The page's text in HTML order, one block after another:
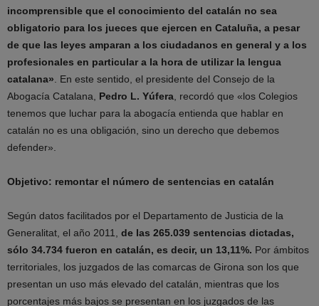
incomprensible que el conocimiento del catalán no sea
obligatorio para los jueces que ejercen en Cataluña, a pesar
de que las leyes amparan a los ciudadanos en general y a los
profesionales en particular a la hora de utilizar la lengua
catalana» . En este sentido, el presidente del Consejo de la
Abogacía Catalana, Pedro L. Yúfera , recordó que «los Colegios
tenemos que luchar para la abogacía entienda que hablar en
catalán no es una obligación, sino un derecho que debemos
defender».
Objetivo: remontar el número de sentencias en catalán
Según datos facilitados por el Departamento de Justicia de la
Generalitat, el año 2011, de las 265.039 sentencias dictadas,
sólo 34.734 fueron en catalán, es decir, un 13,11%. Por ámbitos
territoriales, los juzgados de las comarcas de Girona son los que
presentan un uso más elevado del catalán, mientras que los
porcentajes más bajos se presentan en los juzgados de las